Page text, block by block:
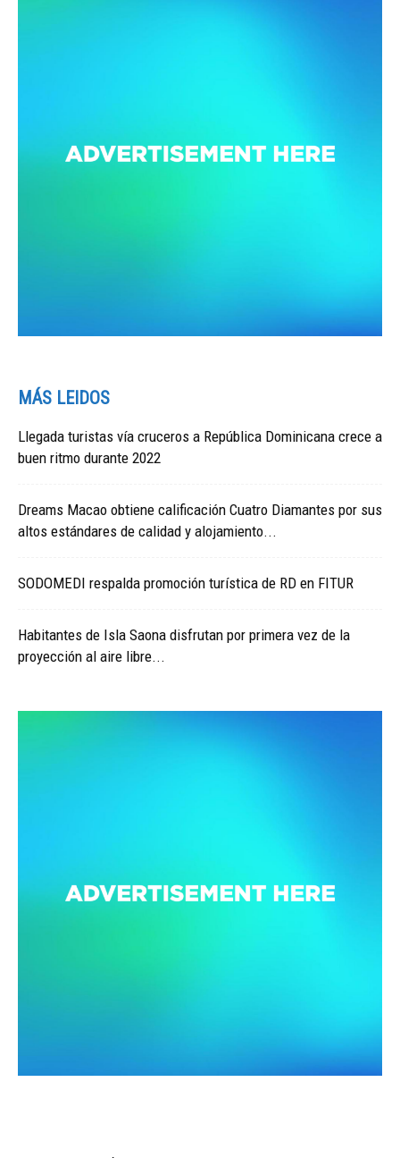
MÁS LEIDOS
Llegada turistas vía cruceros a República Dominicana crece a
buen ritmo durante 2022
Dreams Macao obtiene calificación Cuatro Diamantes por sus
altos estándares de calidad y alojamiento...
SODOMEDI respalda promoción turística de RD en FITUR
Habitantes de Isla Saona disfrutan por primera vez de la
proyección al aire libre...